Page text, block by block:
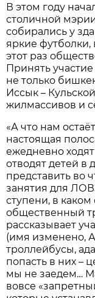
В этом году
столичной
собирались у
яркие футболки,
этот раз
Принять
не только
Иссык –
жилмассивов и
«А что нам
настоящая
ежедневно
отводят детей в
представить во
занятия для
ступени, в
общественный
рассказывает
(имя изменено,
троллейбусы,
попасть в них –
мы не заедем…
вовсе